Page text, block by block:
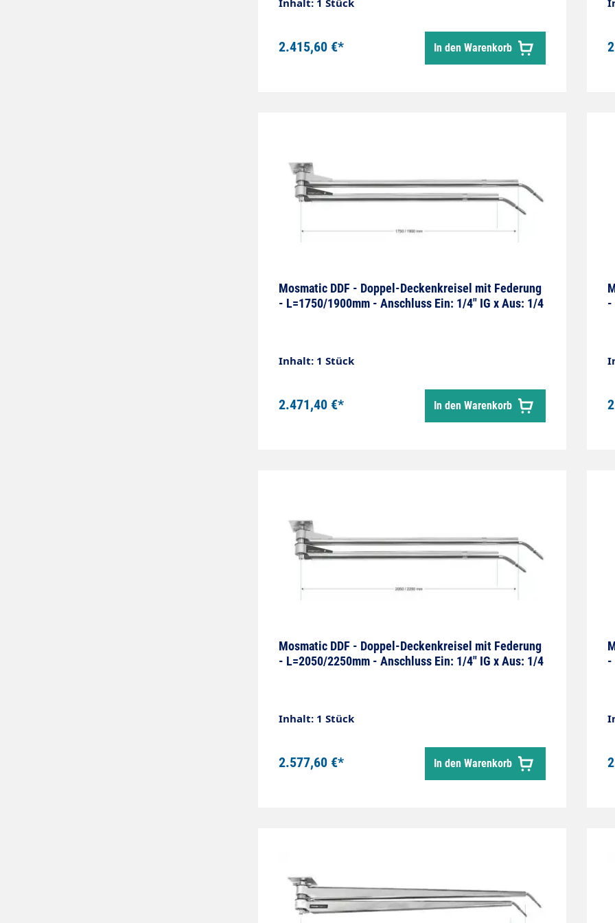
Inhalt: 1 Stück
2.415,60 €* In den Warenkorb
Mosmatic DDF - Doppel-Deckenkreisel mit Federung
- L=1750/1900mm - Anschluss Ein: 1/4" IG x Aus: 1/4
Inhalt: 1 Stück
2.471,40 €* In den Warenkorb
-
Mosmatic DDF - Doppel-Deckenkreisel mit Federung
- L=2050/2250mm - Anschluss Ein: 1/4" IG x Aus: 1/4
Inhalt: 1 Stück
2.577,60 €* In den Warenkorb
-